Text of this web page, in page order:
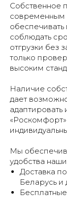
Собственное
современным
обеспечивать
соблюдать
отгрузки без
только
высоким
Наличие
дает
адаптировать
Мы
удобства
Доставка
Беларусь и